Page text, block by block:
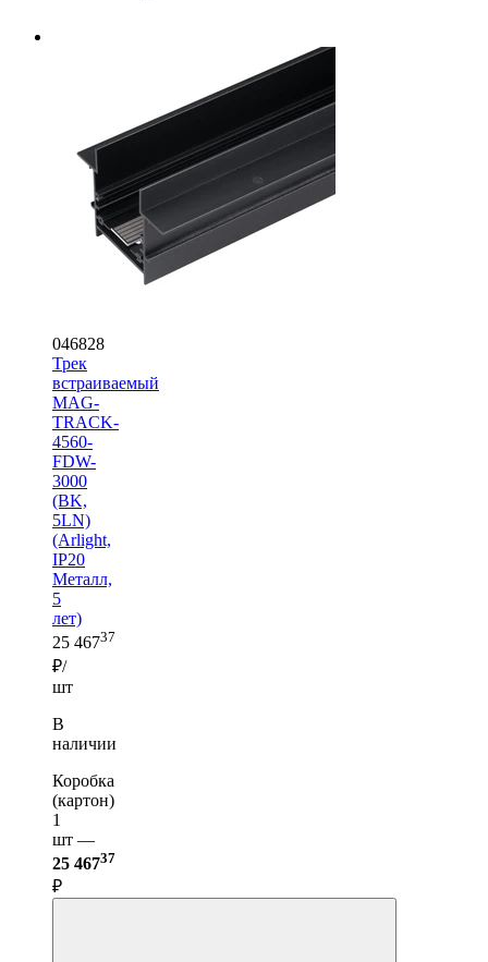
046828
Трек
встраиваемый
MAG-
TRACK-
4560-
FDW-
3000
(BK,
5LN)
(Arlight,
IP20
Металл,
5
лет)
25 46737
₽/
шт
В
наличии
Коробка
(картон)
1
шт —
25 46737
₽